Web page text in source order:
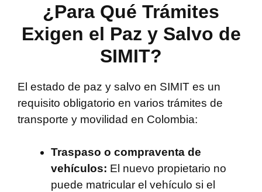
¿Para Qué Trámites
Exigen el Paz y Salvo de
SIMIT?
El estado de paz y salvo en SIMIT es un
requisito obligatorio en varios trámites de
transporte y movilidad en Colombia:
Traspaso o compraventa de
vehículos: El nuevo propietario no
puede matricular el vehículo si el